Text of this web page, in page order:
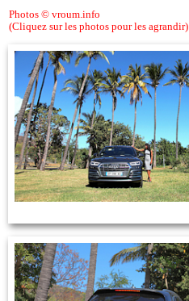
Photos © vroum.info
(Cliquez sur les photos pour les agrandir)